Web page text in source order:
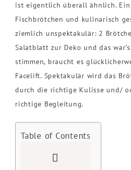
ist eigentlich überall ähnlich.
Fischbrötchen und kulinarisch
ziemlich unspektakulär: 2
Salatblatt zur Deko und das
stimmen, braucht es
Facelift. Spektakulär wird das
durch die richtige Kulisse und/
richtige Begleitung.
Table of Contents